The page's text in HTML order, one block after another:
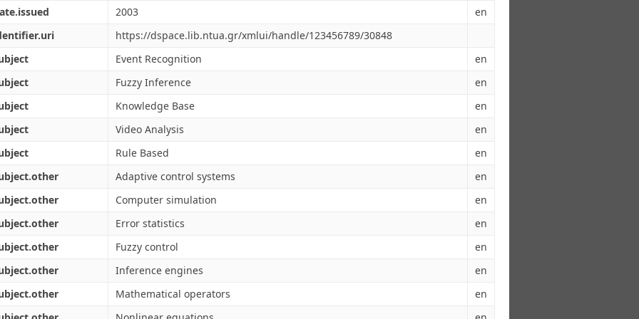
2003
en
https://dspace.lib.ntua.gr/xmlui/handle/123456789/30848
Event Recognition
en
Fuzzy Inference
en
Knowledge Base
en
Video Analysis
en
Rule Based
en
Adaptive control systems
en
Computer simulation
en
Error statistics
en
Fuzzy control
en
Inference engines
en
Mathematical operators
en